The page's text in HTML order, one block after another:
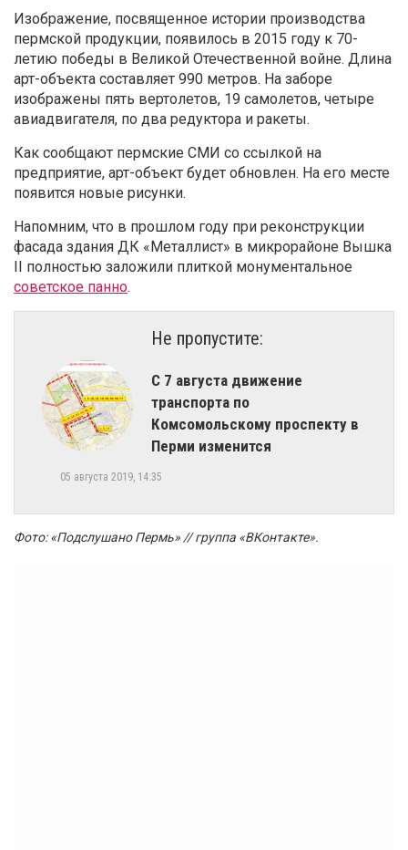
Изображение, посвященное истории производства
пермской продукции, появилось в 2015 году к 70-
летию победы в Великой Отечественной войне. Длина
арт-объекта составляет 990 метров. На заборе
изображены пять вертолетов, 19 самолетов, четыре
авиадвигателя, по два редуктора и ракеты.
Как сообщают пермские СМИ со ссылкой на
предприятие, арт-объект будет обновлен. На его месте
появится новые рисунки.
Напомним, что в прошлом году при реконструкции
фасада здания ДК «Металлист» в микрорайоне Вышка
II полностью заложили плиткой монументальное
советское панно.
Не пропустите:
С 7 августа движение
транспорта по
Комсомольскому проспекту в
Перми изменится
05 августа 2019, 14:35
Фото: «Подслушано Пермь» // группа «ВКонтакте».